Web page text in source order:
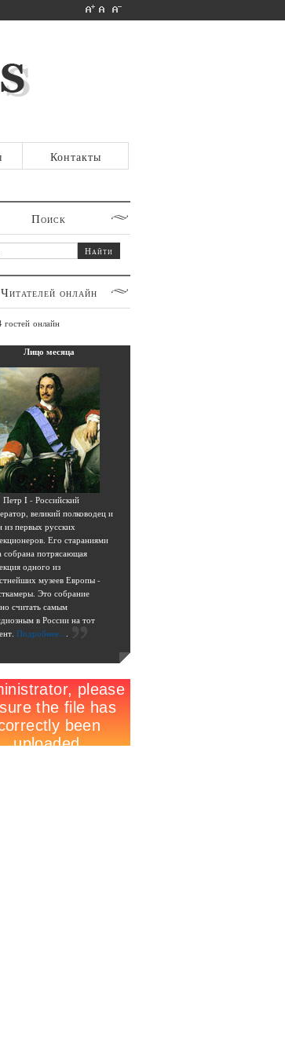
Контакты
Поиск
Читателей онлайн
гостей онлайн
Лицо месяца
Петр I - Российский
великий полководец и
из первых русских
Его стараниями
собрана потрясающая
одного из
музеев Европы -
Это собрание
считать самым
в России на тот
Подробнее....